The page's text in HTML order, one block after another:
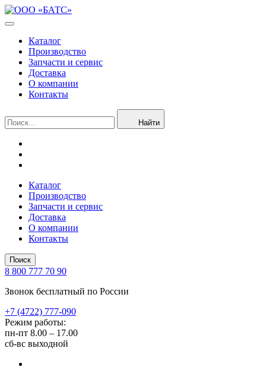
Каталог
Производство
Запчасти и сервис
Доставка
О компании
Контакты
Найти
Каталог
Производство
Запчасти и сервис
Доставка
О компании
Контакты
Поиск
8 800 777 70 90
Звонок бесплатный по России
+7 (4722) 777-090
Режим работы:
пн-пт 8.00 – 17.00
сб-вс выходной